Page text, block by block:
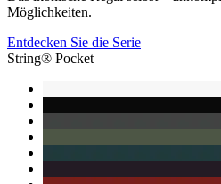
Möglichkeiten.
Entdecken Sie die Serie
String® Pocket